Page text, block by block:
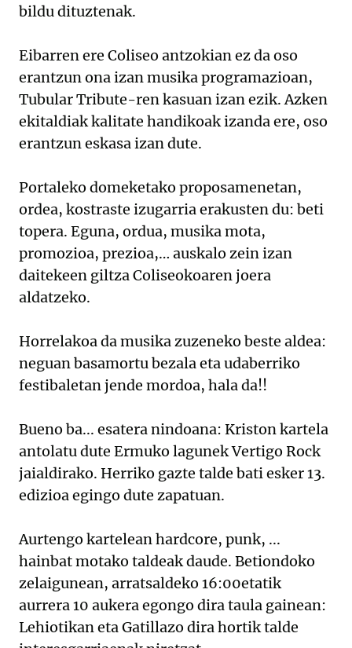
bildu dituztenak.
Eibarren ere Coliseo antzokian ez da oso
erantzun ona izan musika programazioan,
Tubular Tribute-ren kasuan izan ezik. Azken
ekitaldiak kalitate handikoak izanda ere, oso
erantzun eskasa izan dute.
Portaleko domeketako proposamenetan,
ordea, kostraste izugarria erakusten du: beti
topera. Eguna, ordua, musika mota,
promozioa, prezioa,… auskalo zein izan
daitekeen giltza Coliseokoaren joera
aldatzeko.
Horrelakoa da musika zuzeneko beste aldea:
neguan basamortu bezala eta udaberriko
festibaletan jende mordoa, hala da!!
Bueno ba... esatera nindoana: Kriston kartela
antolatu dute Ermuko lagunek Vertigo Rock
jaialdirako. Herriko gazte talde bati esker 13.
edizioa egingo dute zapatuan.
Aurtengo kartelean hardcore, punk, ...
hainbat motako taldeak daude. Betiondoko
zelaigunean, arratsaldeko 16:00etatik
aurrera 10 aukera egongo dira taula gainean:
Lehiotikan eta Gatillazo dira hortik talde